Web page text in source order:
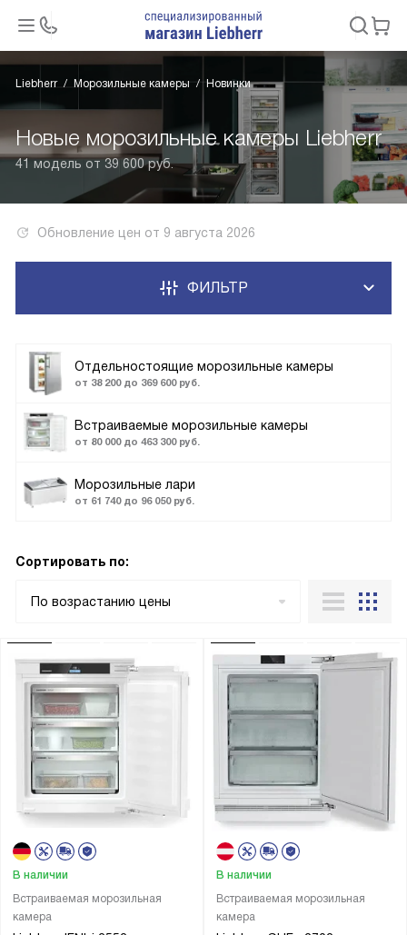
Liebherr Морозильные камеры Новинки
Новые морозильные камеры Liebherr
41 модель от 39 600 руб.
Обновление цен от 9 августа 2026
Отдельностоящие морозильные камеры
от 38 200 до 369 600 руб.
Встраиваемые морозильные камеры
от 80 000 до 463 300 руб.
Морозильные лари
от 61 740 до 96 050 руб.
ФИЛЬТР
Сортировать по:
По возрастанию цены
Встраиваемая морозильная
камера
В наличии
Встраиваемая морозильная
камера
В наличии